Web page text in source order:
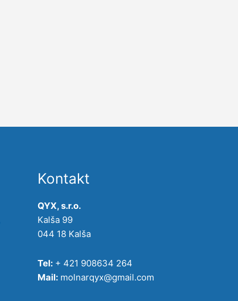
Kontakt
QYX, s.r.o.
Kalša 99
044 18 Kalša
Tel: + 421 908634 264
Mail: molnarqyx@gmail.com